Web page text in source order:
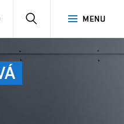
MENU
PŘIHLÁSIT